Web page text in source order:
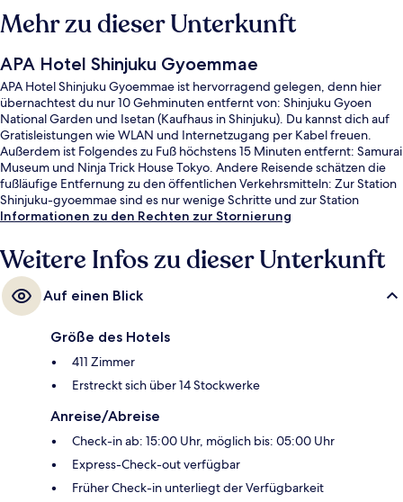
Mehr zu dieser Unterkunft
APA Hotel Shinjuku Gyoemmae
APA Hotel Shinjuku Gyoemmae ist hervorragend gelegen, denn hier
übernachtest du nur 10 Gehminuten entfernt von: Shinjuku Gyoen
National Garden und Isetan (Kaufhaus in Shinjuku). Du kannst dich auf
Gratisleistungen wie WLAN und Internetzugang per Kabel freuen.
Außerdem ist Folgendes zu Fuß höchstens 15 Minuten entfernt: Samurai
Museum und Ninja Trick House Tokyo. Andere Reisende schätzen die
fußläufige Entfernung zu den öffentlichen Verkehrsmitteln: Zur Station
Shinjuku-gyoemmae sind es nur wenige Schritte und zur Station
Shinjuku-sanchōme sind es 5 Gehminuten.
Informationen zu den Rechten zur Stornierung
Weitere Infos zu dieser Unterkunft
Auf einen Blick
Größe des Hotels
411 Zimmer
Erstreckt sich über 14 Stockwerke
Anreise/Abreise
Check-in ab: 15:00 Uhr, möglich bis: 05:00 Uhr
Express-Check-out verfügbar
Früher Check-in unterliegt der Verfügbarkeit